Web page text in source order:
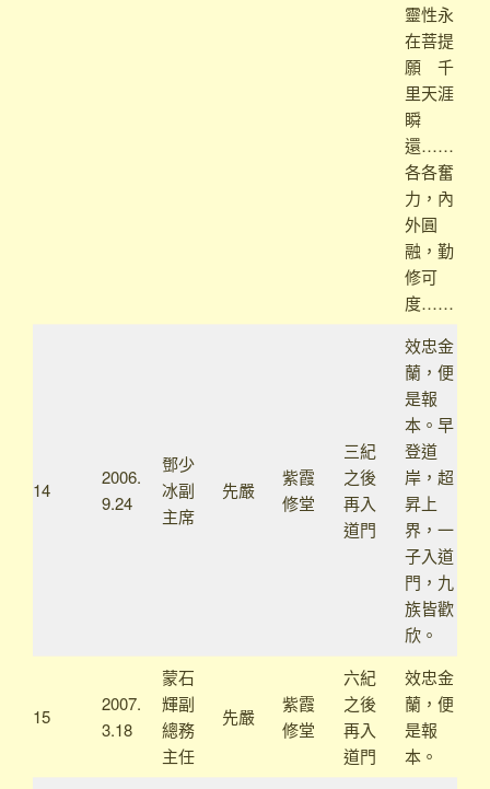
靈性永
在菩提
願 千
里天涯
瞬
還……
各各奮
力，內
外圓
融，勤
修可
度……
14
2006.
9.24
鄧少
冰副
主席
先嚴
紫霞
修堂
三紀
之後
再入
道門
效忠金
蘭，便
是報
本。早
登道
岸，超
昇上
界，一
子入道
門，九
族皆歡
欣。
15
2007.
3.18
蒙石
輝副
總務
主任
先嚴
紫霞
修堂
六紀
之後
再入
道門
效忠金
蘭，便
是報
本。